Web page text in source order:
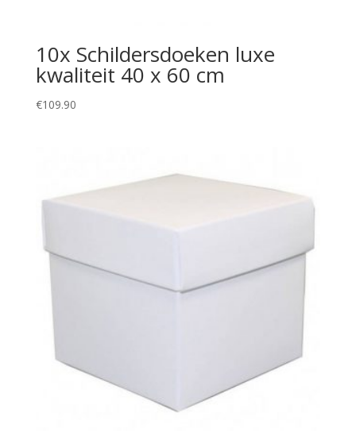
10x Schildersdoeken luxe
kwaliteit 40 x 60 cm
€109.90